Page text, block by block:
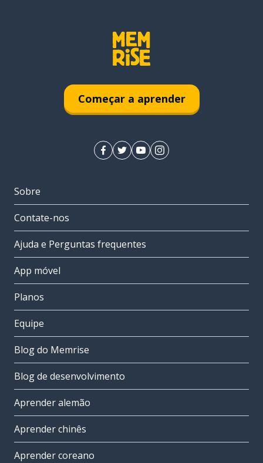
Começar a aprender
Sobre
Contate-nos
Ajuda e Perguntas frequentes
App móvel
Planos
Equipe
Blog do Memrise
Blog de desenvolvimento
Aprender alemão
Aprender chinês
Aprender coreano